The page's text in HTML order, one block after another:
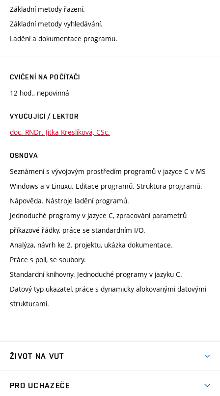
Základní metody řazení.
Základní metody vyhledávání.
Ladění a dokumentace programu.
CVIČENÍ NA POČÍTAČI
12 hod., nepovinná
VYUČUJÍCÍ / LEKTOR
doc. RNDr. Jitka Kreslíková, CSc.
OSNOVA
Seznámení s vývojovým prostředím programů v jazyce C v MS
Windows a v Linuxu. Editace programů. Struktura programů.
Nápověda. Nástroje ladění programů.
Jednoduché programy v jazyce C, zpracování parametrů
příkazové řádky, práce se standardním I/O.
Analýza, návrh ke 2. projektu, ukázka dokumentace.
Práce s poli, se soubory.
Standardní knihovny. Jednoduché programy v jazyku C.
Datový typ ukazatel, práce s dynamicky alokovanými datovými
strukturami.
ŽIVOT NA VUT
PRO UCHAZEČE